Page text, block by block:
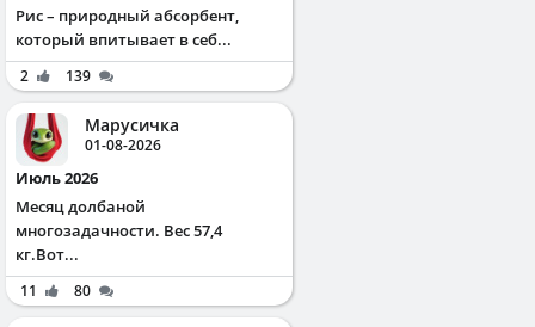
Рис – природный абсорбент,
который впитывает в себ...
2 139
Марусичка
01-08-2026
Июль 2026
Месяц долбаной
многозадачности. Вес 57,4
кг.Вот...
11 80